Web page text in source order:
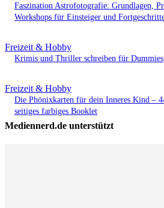
Faszination Astrofotografie: Grundlagen,
Workshops für Einsteiger und
Freizeit & Hobby
Krimis und Thriller schreiben für Dummies
Freizeit & Hobby
Die Phönixkarten für dein Inneres Kind –
seitiges farbiges Booklet
Mediennerd.de unterstützt